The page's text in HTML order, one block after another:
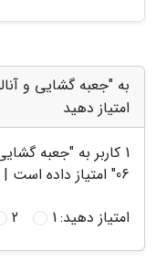
امتیاز دهید
1 کاربر به "
06" امتیاز داده است |
امتیاز دهید:1
2